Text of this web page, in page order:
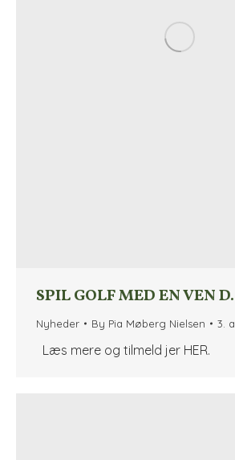
SPIL GOLF MED EN VEN
Nyheder By Pia Møberg Nielsen 3.
Læs mere og tilmeld jer HER.